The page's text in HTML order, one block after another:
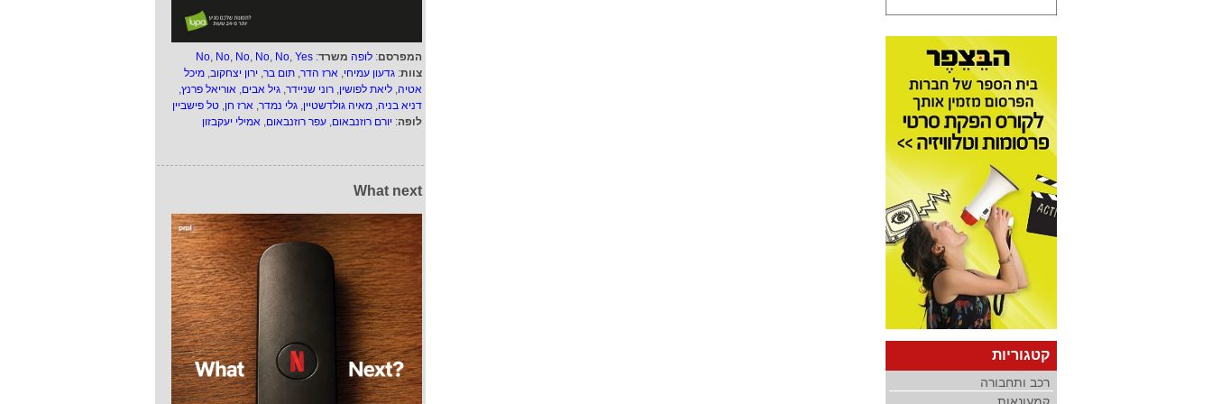
המפרסם: לופה משרד:
No, No, No, No, No, Yes
צוות: גדעון עמיחי, ארז הדר, תום בר, ירון יצחקוב, מיכל
אטיה, ליאת לפושין, רוני שניידר, גיל אבים, אוריאל פרנץ,
דניא בניה, מאיה גולדשטיין, גלי נמדר, ארז חן, טל פישביין
לופה: יורם רוזנבאום, עפר רוזנבאום, אמילי יעקבזון
What next
קטגוריות
רכב ותחבורה